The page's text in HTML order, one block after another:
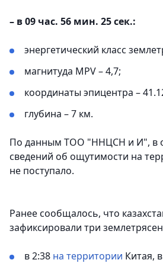
– в 09 час. 56 мин. 25 сек.:
энергетический класс
магнитуда MPV – 4,7;
координаты эпицентра –
глубина – 7 км.
По данным ТОО "ННЦСН и И", в
сведений об ощутимости на
не поступало.
Ранее сообщалось, что
зафиксировали три
в 2:38 на территории Китая,